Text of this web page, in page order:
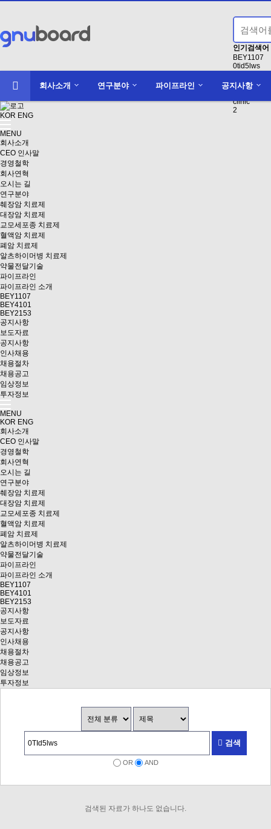
인기검색어
BEY1107
0tid5lws
액면분할
clinic
2
회사소개 연구분야 파이프라인 공지사항
KOR ENG
MENU
회사소개
CEO 인사말
경영철학
회사연혁
오시는 길
연구분야
췌장암 치료제
대장암 치료제
교모세포종 치료제
혈액암 치료제
폐암 치료제
알츠하이머병 치료제
약물전달기술
파이프라인
파이프라인 소개
BEY1107
BEY4101
BEY2153
공지사항
보도자료
공지사항
인사채용
채용절차
채용공고
임상정보
투자정보
MENU
KOR ENG
회사소개
CEO 인사말
경영철학
회사연혁
오시는 길
연구분야
췌장암 치료제
대장암 치료제
교모세포종 치료제
혈액암 치료제
폐암 치료제
알츠하이머병 치료제
약물전달기술
파이프라인
파이프라인 소개
BEY1107
BEY4101
BEY2153
공지사항
보도자료
공지사항
인사채용
채용절차
채용공고
임상정보
투자정보
검색
OR AND
검색된 자료가 하나도 없습니다.